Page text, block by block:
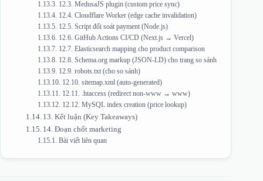
12.3. MedusaJS plugin (custom price sync)
12.4. Cloudflare Worker (edge cache invalidation)
12.5. Script đối soát payment (Node.js)
12.6. GitHub Actions CI/CD (Next.js → Vercel)
12.7. Elasticsearch mapping cho product comparison
12.8. Schema.org markup (JSON‑LD) cho trang so sánh
12.9. robots.txt (cho so sánh)
12.10. sitemap.xml (auto‑generated)
12.11. .htaccess (redirect non‑www → www)
12.12. MySQL index creation (price lookup)
13. Kết luận (Key Takeaways)
14. Đoạn chốt marketing
Bài viết liên quan